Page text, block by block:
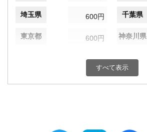
埼玉県 600円 千葉県
東京都 600円 神奈川県
600円 富山県
すべて表示